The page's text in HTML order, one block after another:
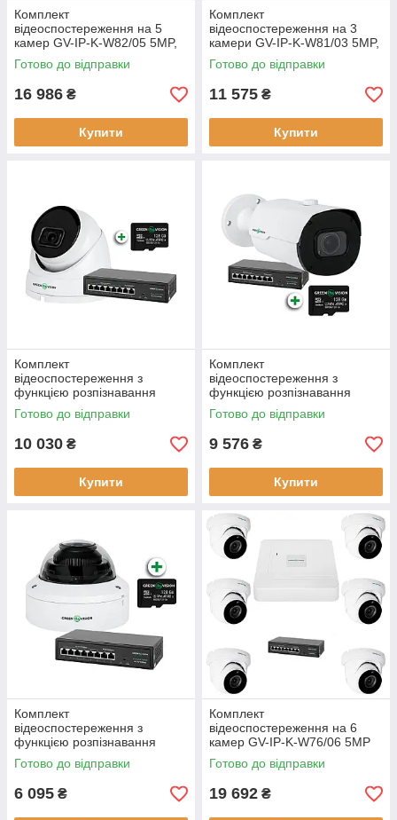
Комплект
відеоспостереження на 5
камер GV-IP-K-W82/05 5MP,
NVR, IP
Готово до відправки
16 986 ₴
Купити
Комплект
відеоспостереження на 3
камери GV-IP-K-W81/03 5MP,
NVR, PoE
Готово до відправки
11 575 ₴
Купити
Комплект
відеоспостереження з
функцією розпізнавання
облич на 1 IP камеру GV-803
Готово до відправки
10 030 ₴
Купити
Комплект
відеоспостереження з
функцією розпізнавання
автомобільних номерів на 1
IP камеру GV-802
Готово до відправки
9 576 ₴
Купити
Комплект
відеоспостереження з
функцією розпізнавання
облич на 1 IP камеру GV-804
Готово до відправки
6 095 ₴
Комплект
відеоспостереження на 6
камер GV-IP-K-W76/06 5MP
для зовнішнього
спостереження
Готово до відправки
19 692 ₴